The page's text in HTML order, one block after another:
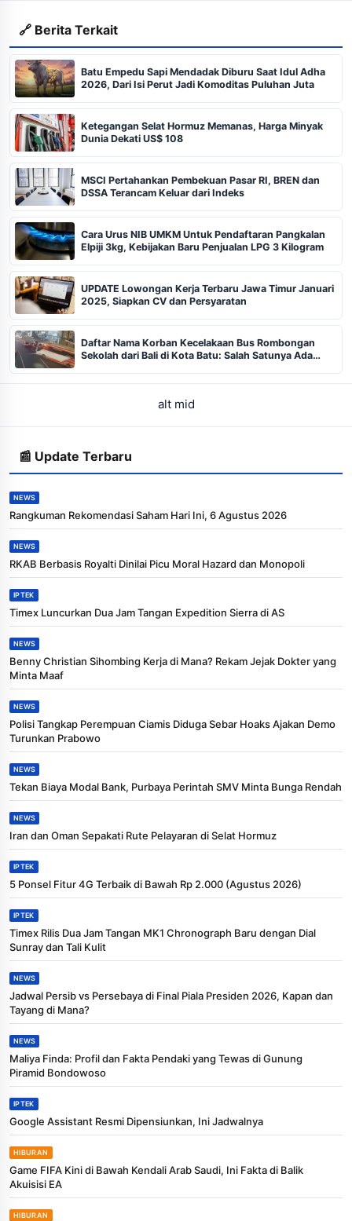
🔗 Berita Terkait
Batu Empedu Sapi Mendadak Diburu Saat Idul Adha
2026, Dari Isi Perut Jadi Komoditas Puluhan Juta
Ketegangan Selat Hormuz Memanas, Harga Minyak
Dunia Dekati US$ 108
MSCI Pertahankan Pembekuan Pasar RI, BREN dan
DSSA Terancam Keluar dari Indeks
Cara Urus NIB UMKM Untuk Pendaftaran Pangkalan
Elpiji 3kg, Kebijakan Baru Penjualan LPG 3 Kilogram
UPDATE Lowongan Kerja Terbaru Jawa Timur Januari
2025, Siapkan CV dan Persyaratan
Daftar Nama Korban Kecelakaan Bus Rombongan
Sekolah dari Bali di Kota Batu: Salah Satunya Ada
alt mid
📰 Update Terbaru
NEWS
Rangkuman Rekomendasi Saham Hari Ini, 6 Agustus 2026
NEWS
RKAB Berbasis Royalti Dinilai Picu Moral Hazard dan Monopoli
IPTEK
Timex Luncurkan Dua Jam Tangan Expedition Sierra di AS
NEWS
Benny Christian Sihombing Kerja di Mana? Rekam Jejak Dokter yang
Minta Maaf
NEWS
Polisi Tangkap Perempuan Ciamis Diduga Sebar Hoaks Ajakan Demo
Turunkan Prabowo
NEWS
Tekan Biaya Modal Bank, Purbaya Perintah SMV Minta Bunga Rendah
NEWS
Iran dan Oman Sepakati Rute Pelayaran di Selat Hormuz
IPTEK
5 Ponsel Fitur 4G Terbaik di Bawah Rp 2.000 (Agustus 2026)
IPTEK
Timex Rilis Dua Jam Tangan MK1 Chronograph Baru dengan Dial
Sunray dan Tali Kulit
NEWS
Jadwal Persib vs Persebaya di Final Piala Presiden 2026, Kapan dan
Tayang di Mana?
NEWS
Maliya Finda: Profil dan Fakta Pendaki yang Tewas di Gunung
Piramid Bondowoso
IPTEK
Google Assistant Resmi Dipensiunkan, Ini Jadwalnya
HIBURAN
Game FIFA Kini di Bawah Kendali Arab Saudi, Ini Fakta di Balik
Akuisisi EA
HIBURAN